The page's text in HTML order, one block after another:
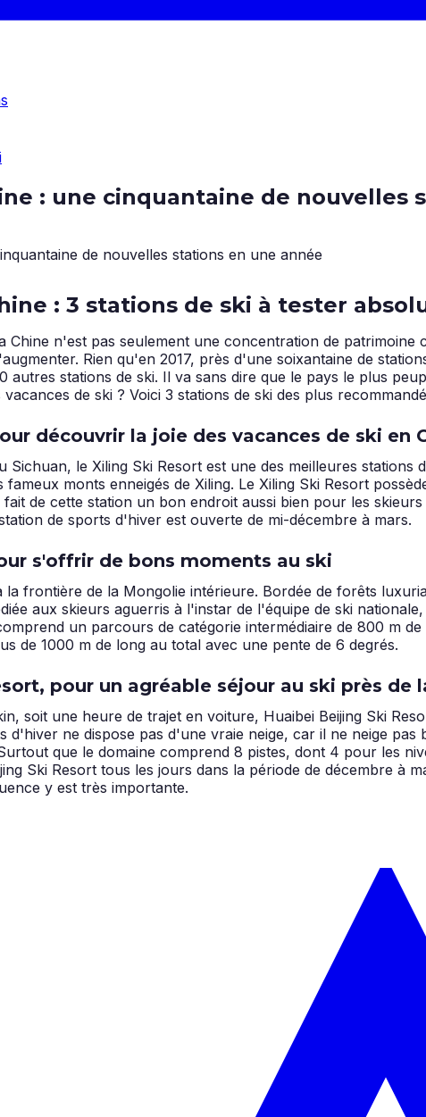
: une cinquantaine de nouvelles
: 3 stations de ski à tester
Chine n'est pas seulement une concentration de
Rien qu'en 2017, près d'une soixantaine de
autres stations de ski. Il va sans dire que le pays le plus
de ski ? Voici 3 stations de ski des plus
découvrir la joie des vacances de ski en
Sichuan, le Xiling Ski Resort est une des meilleures
fameux monts enneigés de Xiling. Le Xiling Ski Resort
fait de cette station un bon endroit aussi bien pour les
de sports d'hiver est ouverte de mi-décembre à mars.
s'offrir de bons moments au ski
la frontière de la Mongolie intérieure. Bordée de forêts
aux skieurs aguerris à l'instar de l'équipe de ski
un parcours de catégorie intermédiaire de 800 m
de 1000 m de long au total avec une pente de 6 degrés.
pour un agréable séjour au ski près de
soit une heure de trajet en voiture, Huaibei Beijing Ski
d'hiver ne dispose pas d'une vraie neige, car il ne neige
que le domaine comprend 8 pistes, dont 4 pour les
Ski Resort tous les jours dans la période de décembre
y est très importante.